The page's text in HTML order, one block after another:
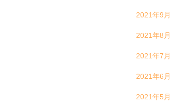
2021年9月
2021年8月
2021年7月
2021年6月
2021年5月